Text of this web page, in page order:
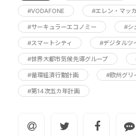
#VODAFONE #エレン・マッ
#サーキュラーエコノミー #シ
#スマートシティ #デジタルツ
#世界大都市気候先導グループ
#循環経済行動計画 #欧州グリ
#第14次五カ年計画